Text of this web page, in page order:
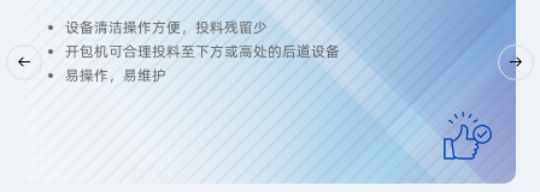
设备清洁操作方便，投料残留少
开包机可合理投料至下方或高处的后道设备
易操作，易维护